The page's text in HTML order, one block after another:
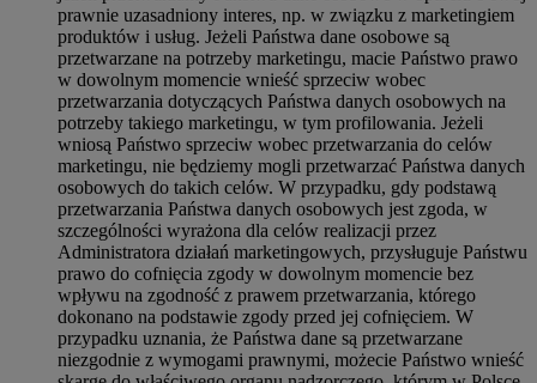
prawnie uzasadniony interes, np. w związku z marketingiem
produktów i usług. Jeżeli Państwa dane osobowe są
przetwarzane na potrzeby marketingu, macie Państwo prawo
w dowolnym momencie wnieść sprzeciw wobec
przetwarzania dotyczących Państwa danych osobowych na
potrzeby takiego marketingu, w tym profilowania. Jeżeli
wniosą Państwo sprzeciw wobec przetwarzania do celów
marketingu, nie będziemy mogli przetwarzać Państwa danych
osobowych do takich celów. W przypadku, gdy podstawą
przetwarzania Państwa danych osobowych jest zgoda, w
szczególności wyrażona dla celów realizacji przez
Administratora działań marketingowych, przysługuje Państwu
prawo do cofnięcia zgody w dowolnym momencie bez
wpływu na zgodność z prawem przetwarzania, którego
dokonano na podstawie zgody przed jej cofnięciem. W
przypadku uznania, że Państwa dane są przetwarzane
niezgodnie z wymogami prawnymi, możecie Państwo wnieść